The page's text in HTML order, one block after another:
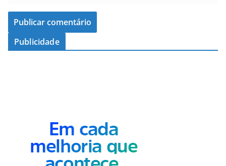
Publicidade